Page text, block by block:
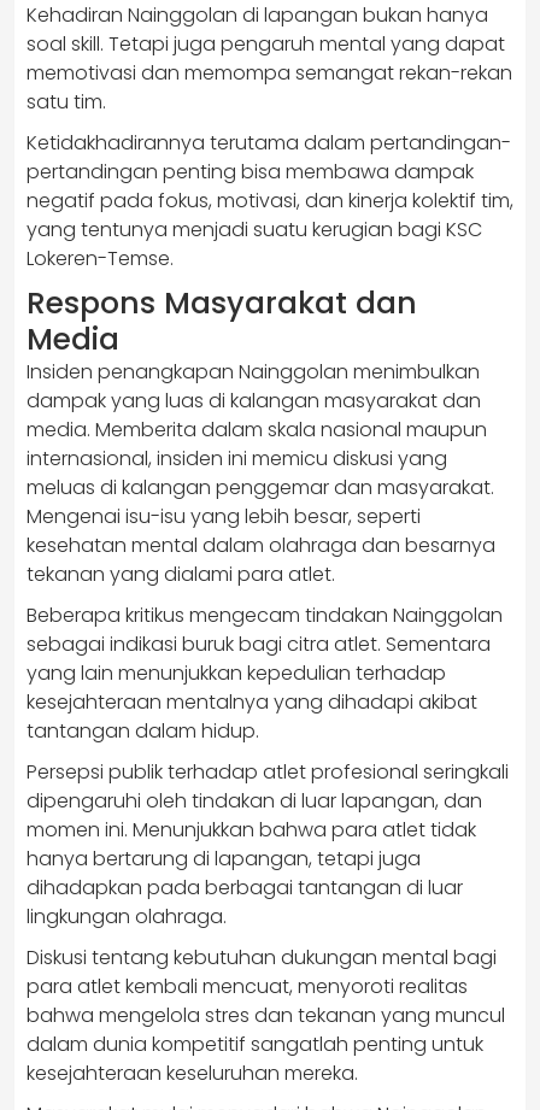
Kehadiran Nainggolan di lapangan bukan hanya
soal skill. Tetapi juga pengaruh mental yang dapat
memotivasi dan memompa semangat rekan-rekan
satu tim.
Ketidakhadirannya terutama dalam pertandingan-
pertandingan penting bisa membawa dampak
negatif pada fokus, motivasi, dan kinerja kolektif tim,
yang tentunya menjadi suatu kerugian bagi KSC
Lokeren-Temse.
Respons Masyarakat dan
Media
Insiden penangkapan Nainggolan menimbulkan
dampak yang luas di kalangan masyarakat dan
media. Memberita dalam skala nasional maupun
internasional, insiden ini memicu diskusi yang
meluas di kalangan penggemar dan masyarakat.
Mengenai isu-isu yang lebih besar, seperti
kesehatan mental dalam olahraga dan besarnya
tekanan yang dialami para atlet.
Beberapa kritikus mengecam tindakan Nainggolan
sebagai indikasi buruk bagi citra atlet. Sementara
yang lain menunjukkan kepedulian terhadap
kesejahteraan mentalnya yang dihadapi akibat
tantangan dalam hidup.
Persepsi publik terhadap atlet profesional seringkali
dipengaruhi oleh tindakan di luar lapangan, dan
momen ini. Menunjukkan bahwa para atlet tidak
hanya bertarung di lapangan, tetapi juga
dihadapkan pada berbagai tantangan di luar
lingkungan olahraga.
Diskusi tentang kebutuhan dukungan mental bagi
para atlet kembali mencuat, menyoroti realitas
bahwa mengelola stres dan tekanan yang muncul
dalam dunia kompetitif sangatlah penting untuk
kesejahteraan keseluruhan mereka.